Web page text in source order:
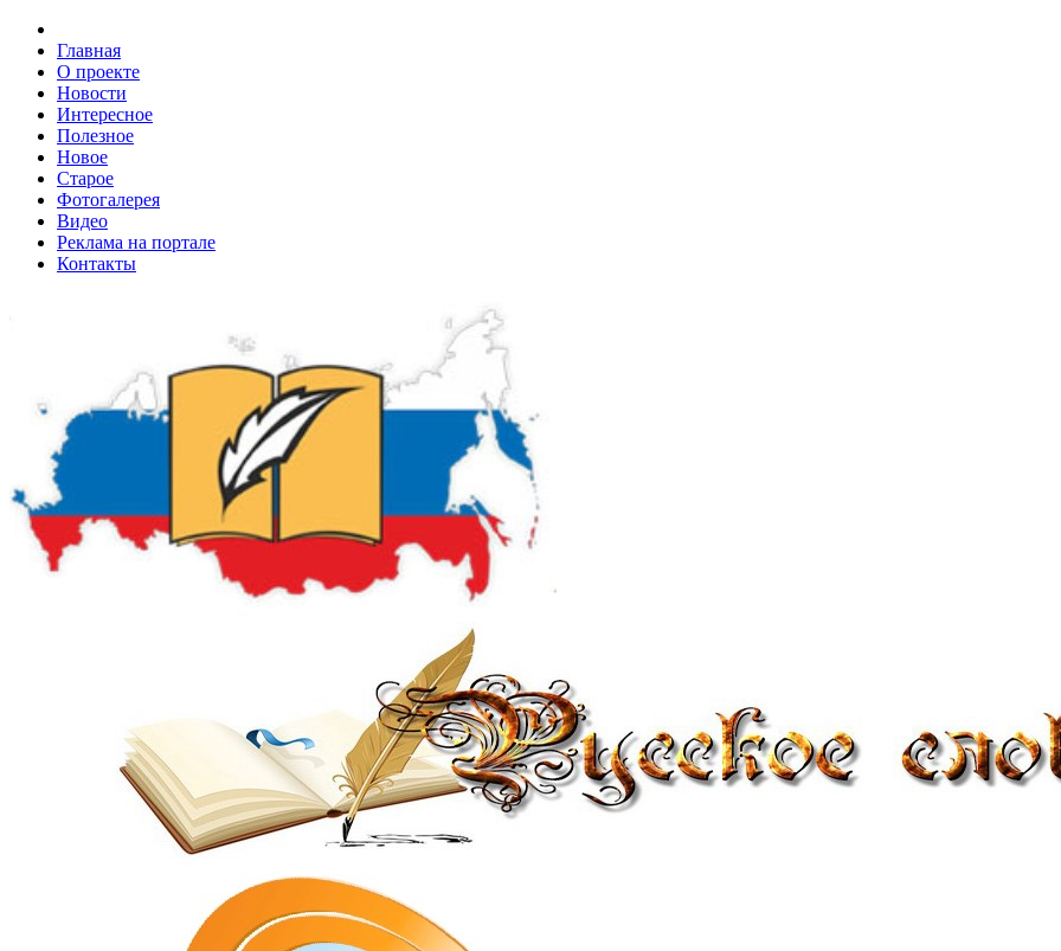
Главная
О проекте
Новости
Интересное
Полезное
Новое
Старое
Фотогалерея
Видео
Реклама на портале
Контакты